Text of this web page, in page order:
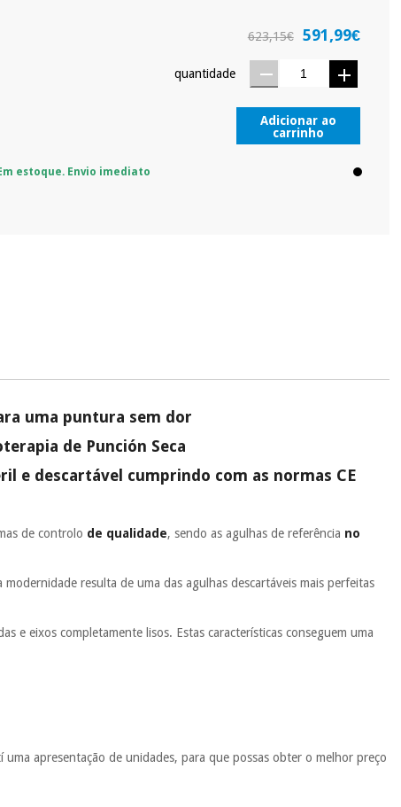
623,15€ 591,99€
quantidade
Adicionar ao
carrinho
estoque. Envio imediato
uma puntura sem dor
de Punción Seca
e descartável cumprindo com as normas CE
de controlo de qualidade, sendo as agulhas de referência no
modernidade resulta de uma das agulhas descartáveis mais perfeitas
e eixos completamente lisos. Estas características conseguem uma
apresentação de unidades, para que possas obter o melhor preço